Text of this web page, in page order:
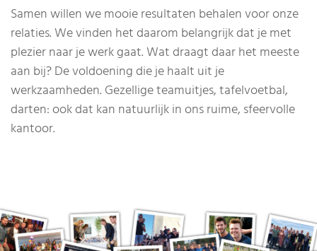
Samen willen we mooie resultaten behalen voor onze
relaties. We vinden het daarom belangrijk dat je met
plezier naar je werk gaat. Wat draagt daar het meeste
aan bij? De voldoening die je haalt uit je
werkzaamheden. Gezellige teamuitjes, tafelvoetbal,
darten: ook dat kan natuurlijk in ons ruime, sfeervolle
kantoor.